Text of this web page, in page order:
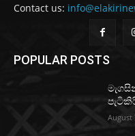
Contact us:
POPULAR POSTS
August